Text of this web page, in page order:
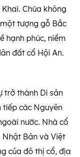
Chùa không
tượng gỗ Bắc
hạnh phúc, niềm
đất cổ Hội An.
trở thành Di sản
tiếp các Nguyên
nước. Nhà cổ
Nhật Bản và Việt
của đô thị cổ, địa